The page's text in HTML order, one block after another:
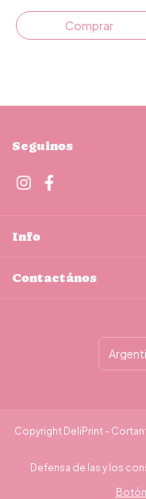
Comprar
Seguinos
Info
Contactános
Copyright DeliPrint -
Defensa de las y los